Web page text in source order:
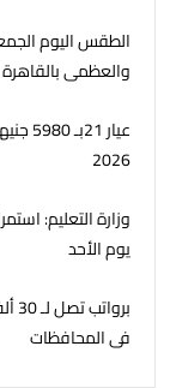
الطقس اليوم
والعظمى بالقاهرة 36
2026
وزارة التعليم:
يوم الأحد
فى المحافظات